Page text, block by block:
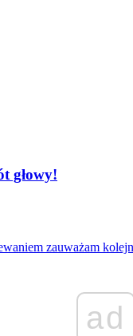
głowy!
zauważam
ad